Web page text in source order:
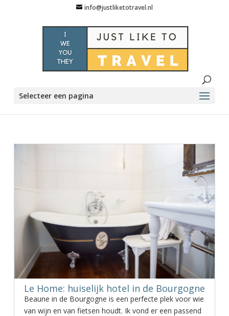
info@justliketotravel.nl
Selecteer een pagina
Le Home: huiselijk hotel in de Bourgogne
Beaune in de Bourgogne is een perfecte plek voor wie
van wijn en van fietsen houdt. Ik vond er een passend